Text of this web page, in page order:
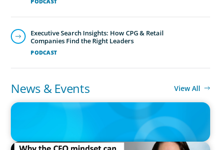
PODCAST
Executive Search Insights: How CPG & Retail
Companies Find the Right Leaders
News & Events View All
IN THE MEDIA
Epochal change: Why the automotive industry needs diversity
IN THE MEDIA